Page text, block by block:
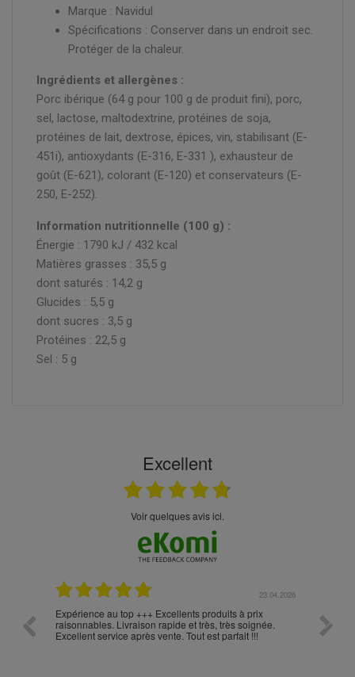
Marque : Navidul
Spécifications : Conserver dans un endroit sec.
Protéger de la chaleur.
Ingrédients et allergènes :
Porc ibérique (64 g pour 100 g de produit fini), porc,
sel, lactose, maltodextrine, protéines de soja,
protéines de lait, dextrose, épices, vin, stabilisant (E-
451i), antioxydants (E-316, E-331 ), exhausteur de
goût (E-621), colorant (E-120) et conservateurs (E-
250, E-252).
Information nutritionnelle (100 g) :
Énergie : 1790 kJ / 432 kcal
Matières grasses : 35,5 g
dont saturés : 14,2 g
Glucides : 5,5 g
dont sucres : 3,5 g
Protéines : 22,5 g
Sel : 5 g
Excellent
Voir quelques avis ici.
23.04.2026
Expérience au top +++ Excellents produits à prix
raisonnables. Livraison rapide et très, très soignée.
Excellent service après vente. Tout est parfait !!!